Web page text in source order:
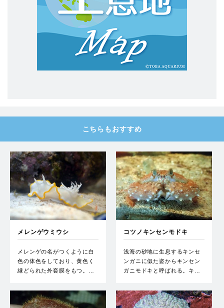
こちらもおすすめ
メレンゲウミウシ
メレンゲの名がつくように白
色の体色をしており、黄色く
縁どられた外套膜をもつ。…
コツノキンセンモドキ
浅海の砂地に生息するキンセ
ンガニに似た姿からキンセン
ガニモドキと呼ばれる。キ…